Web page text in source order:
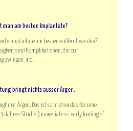
man am besten Implantate?
Implantate am besten entfernt werden?
sind Komplikationen, die zur
zwingen, mö...
bringt nichts ausser Ärger...
nur Ärger.. Das ist so in etwa das Resüme
Jahres-Studie (Immediate vs. early loading of